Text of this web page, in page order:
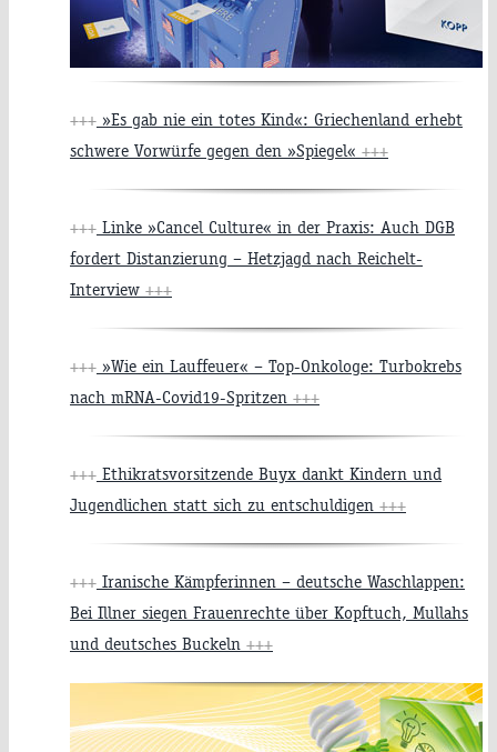
+++ »Es gab nie ein totes Kind«: Griechenland erhebt
schwere Vorwürfe gegen den »Spiegel« +++
+++ Linke »Cancel Culture« in der Praxis: Auch DGB
fordert Distanzierung – Hetzjagd nach Reichelt-
Interview +++
+++ »Wie ein Lauffeuer« – Top-Onkologe: Turbokrebs
nach mRNA-Covid19-Spritzen +++
+++ Ethikratsvorsitzende Buyx dankt Kindern und
Jugendlichen statt sich zu entschuldigen +++
+++ Iranische Kämpferinnen – deutsche Waschlappen:
Bei Illner siegen Frauenrechte über Kopftuch, Mullahs
und deutsches Buckeln +++